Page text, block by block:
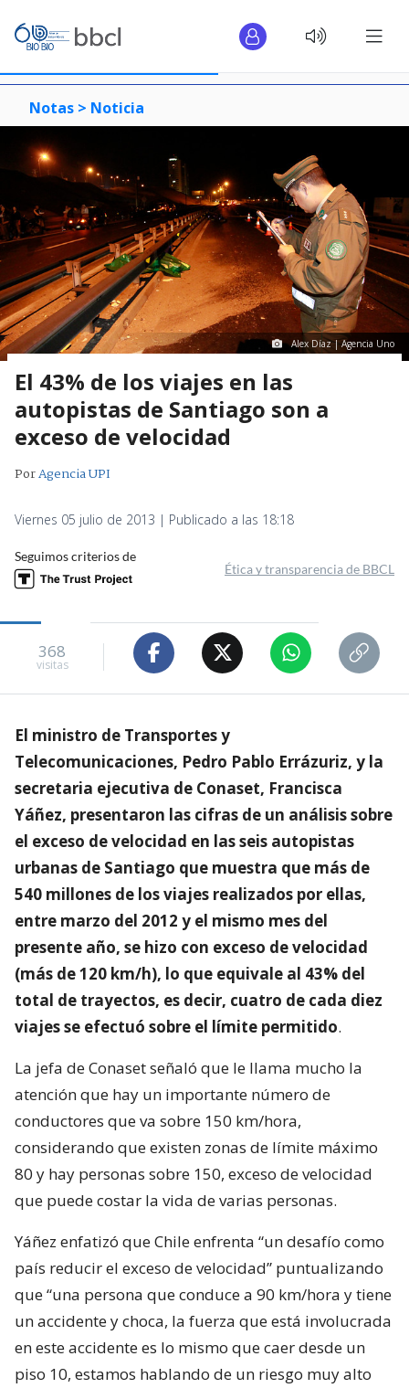
Notas > Noticia
Alex Díaz | Agencia Uno
El 43% de los viajes en las
autopistas de Santiago son a
exceso de velocidad
PorAgencia UPI
Viernes 05 julio de 2013 | Publicado a las 18:18
Seguimos criterios de
Ética y transparencia de BBCL
368
visitas
El ministro de Transportes y
Telecomunicaciones, Pedro Pablo Errázuriz, y la
secretaria ejecutiva de Conaset, Francisca
Yáñez, presentaron las cifras de un análisis sobre
el exceso de velocidad en las seis autopistas
urbanas de Santiago que muestra que más de
540 millones de los viajes realizados por ellas,
entre marzo del 2012 y el mismo mes del
presente año, se hizo con exceso de velocidad
(más de 120 km/h), lo que equivale al 43% del
total de trayectos, es decir, cuatro de cada diez
viajes se efectuó sobre el límite permitido.
La jefa de Conaset señaló que le llama mucho la
atención que hay un importante número de
conductores que va sobre 150 km/hora,
considerando que existen zonas de límite máximo
80 y hay personas sobre 150, exceso de velocidad
que puede costar la vida de varias personas.
Yáñez enfatizó que Chile enfrenta “un desafío como
país reducir el exceso de velocidad” puntualizando
que “una persona que conduce a 90 km/hora y tiene
un accidente y choca, la fuerza que está involucrada
en este accidente es lo mismo que caer desde un
piso 10, estamos hablando de un riesgo muy alto